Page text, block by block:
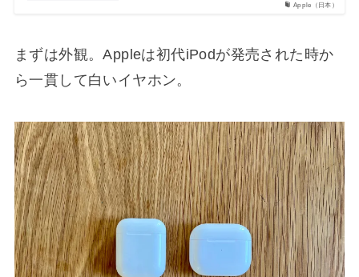
Apple（日本）
まずは外観。Appleは初代iPodが発売された時か
ら一貫して白いイヤホン。